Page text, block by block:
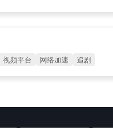
视频平台 网络加速 追剧